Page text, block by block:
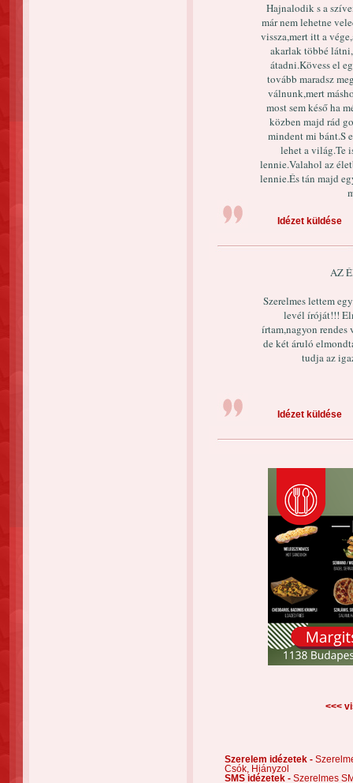
Hajnalodik s a
már nem lehetne
vissza,mert itt a
akarlak többé
átadni.Kövess el
tovább maradsz
válnunk,mert
most sem késő ha
közben majd rád
mindent mi bánt.S
lehet a világ.Te
lennie.Valahol az
lennie.És tán majd
Idézet küldése
AZ
Szerelmes lettem
levél íróját!!!
írtam,nagyon
de két áruló
tudja az
Idézet küldése
<<<
Szerelem idézetek -
Csók,
Hiányzol
SMS idézetek - Szerelmes